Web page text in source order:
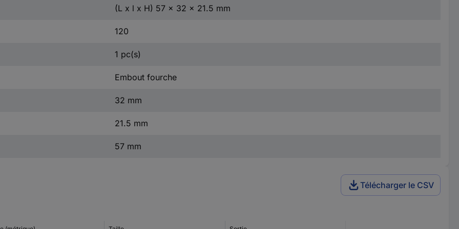
(L x l x H) 57 x 32 x 21.5 mm
120
1 pc(s)
Embout fourche
32 mm
21.5 mm
57 mm
Télécharger le CSV